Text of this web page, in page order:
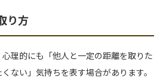
り方
理的にも「他人と一定の距離を取りた
ない」気持ちを表す場合があります。